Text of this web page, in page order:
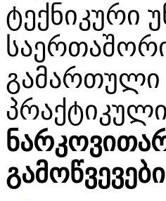
ტექნიკური
გამართული